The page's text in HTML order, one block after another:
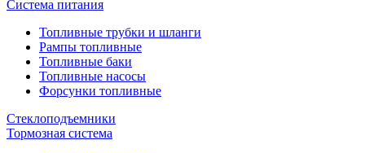
Система питания
Топливные трубки и шланги
Рампы топливные
Топливные баки
Топливные насосы
Форсунки топливные
Стеклоподъемники
Тормозная система